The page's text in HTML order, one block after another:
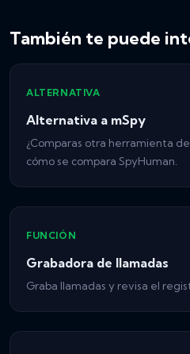
También te puede
ALTERNATIVA
Alternativa a mSpy
¿Comparas otra herramienta
cómo se compara SpyHuman.
FUNCIÓN
Grabadora de llamadas
Graba llamadas y revisa el